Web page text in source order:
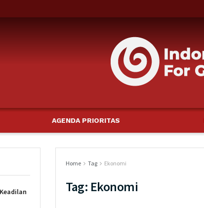
AGENDA PRIORITAS
Home Tag Ekonomi
Tag: Ekonomi